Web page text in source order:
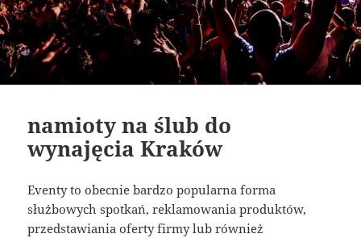
namioty na ślub do
wynajęcia Kraków
Eventy to obecnie bardzo popularna forma
służbowych spotkań, reklamowania produktów,
przedstawiania oferty firmy lub również